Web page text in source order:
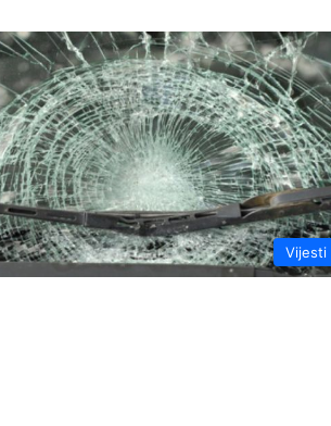
Vijesti